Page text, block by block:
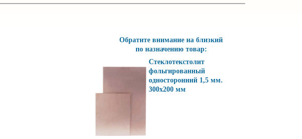
Обратите внимание на близкий
по назначению товар:
Стеклотекстолит
фольгированный
односторонний 1,5 мм.
300х200 мм